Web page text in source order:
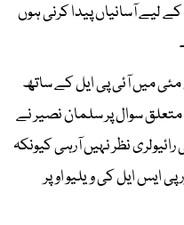
لیے آسانیاں پیدا کرنی ہوں
اپریل مئی میں آئی پی ایل کے ساتھ
متعلق سوال پر سلمان نصیر نے
نظر نہیں آرہی کیونکہ
ایس ایل کی ویلیو اوپر